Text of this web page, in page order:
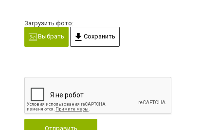
Загрузить фото:
Выбрать
Сохранить
Отправить